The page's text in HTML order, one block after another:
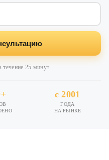
течение 25 минут
с 2001
ГОДА
НА РЫНКЕ